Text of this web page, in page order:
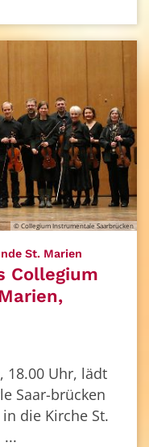
© Collegium Instrumentale Saarbrücken
St. Marien
Collegium
18.00 Uhr, lädt
Saar-brücken
die Kirche St.